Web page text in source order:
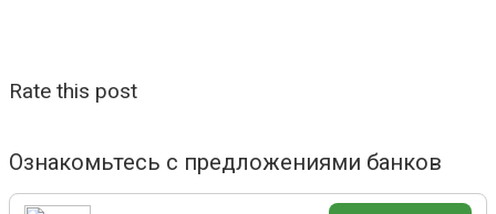
Rate this post
Ознакомьтесь с предложениями банков